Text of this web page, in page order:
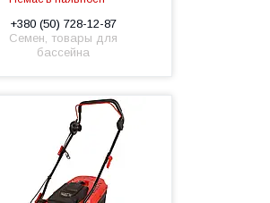
+380 (50) 728-12-87
Семен, товары для
бассейна